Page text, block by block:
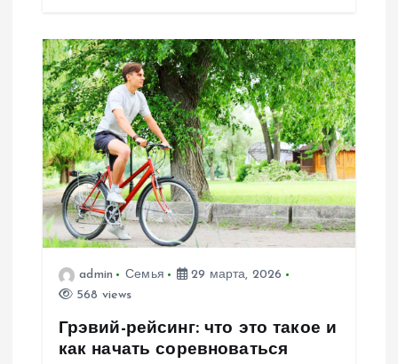
admin Семья
29 марта, 2026
568 views
Грэвий-рейсинг: что это такое и
как начать соревноваться